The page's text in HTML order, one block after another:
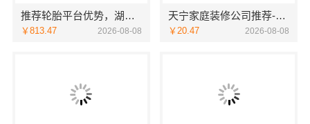
推荐轮胎平台优势，湖北省腾冠畅实业贸易有限公司引领
￥813.47 2026-08-08
天宁家庭装修公司推荐-宜居佳专业团队
￥20.47 2026-08-08